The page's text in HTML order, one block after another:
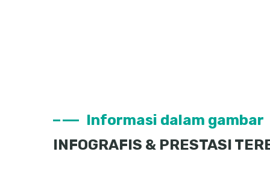
Informasi dalam gambar
INFOGRAFIS & PRESTASI